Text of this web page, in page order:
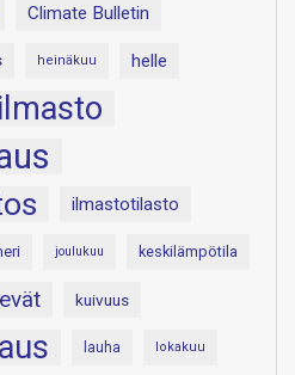
Climate Bulletin
heinäkuu helle
ilmasto
ilmastotilasto
joulukuu keskilämpötila
kuivuus
lauha lokakuu